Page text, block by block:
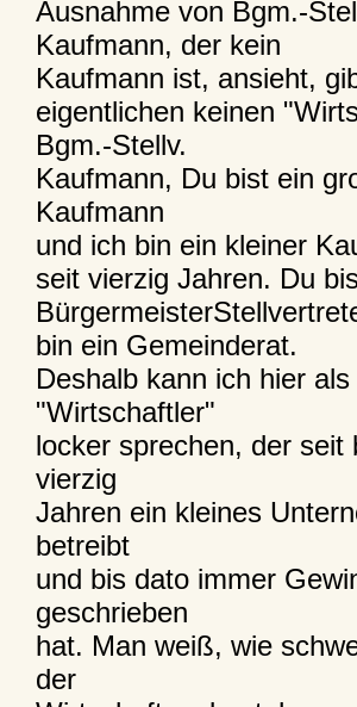
Ausnahme von Bgm.-
Kaufmann, der kein
Kaufmann ist, ansieht,
eigentlichen keinen
Bgm.-Stellv.
Kaufmann, Du bist ein
Kaufmann
und ich bin ein kleiner
seit vierzig Jahren. Du
bin ein Gemeinderat.
Deshalb kann ich hier als
"Wirtschaftler"
locker sprechen, der seit
vierzig
Jahren ein kleines
betreibt
und bis dato immer
geschrieben
hat. Man weiß, wie
der